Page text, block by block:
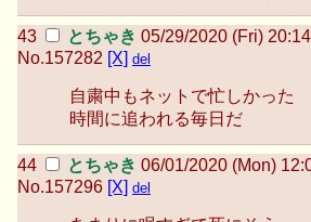
とちゃき 05/29/2020 (Fri)
No.157282 [X] del
自粛中もネットで忙しかった
時間に追われる毎日だ
とちゃき 06/01/2020 (Mon)
No.157296 [X] del